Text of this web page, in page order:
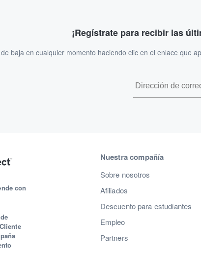
¡Regístrate para recibir las
baja en cualquier momento haciendo clic en el enlace que
con
Nuestra compañía
Sobre nosotros
Afiliados
Descuento para estudiantes
Empleo
Partners